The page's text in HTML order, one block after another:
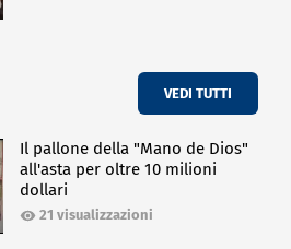
VEDI TUTTI
Il pallone della "Mano de Dios"
all'asta per oltre 10 milioni
dollari
21 visualizzazioni